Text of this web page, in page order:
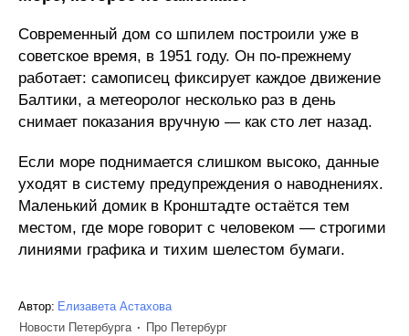
Современный дом со шпилем построили уже в
советское время, в 1951 году. Он по-прежнему
работает: самописец фиксирует каждое движение
Балтики, а метеоролог несколько раз в день
снимает показания вручную — как сто лет назад.
Если море поднимается слишком высоко, данные
уходят в систему предупреждения о наводнениях.
Маленький домик в Кронштадте остаётся тем
местом, где море говорит с человеком — строгими
линиями графика и тихим шелестом бумаги.
Автор: Елизавета Астахова
Новости Петербурга
Про Петербург